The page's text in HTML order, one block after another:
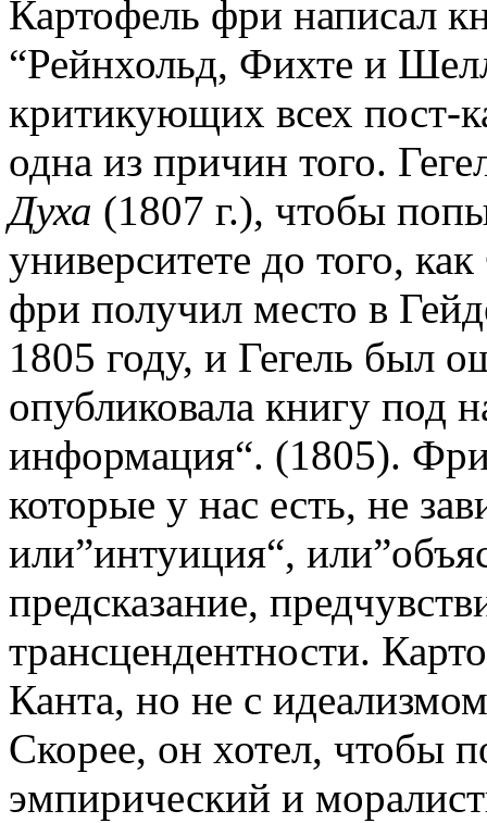
Картофель фри написал
“Рейнхольд, Фихте и
критикующих всех пост-
одна из причин того.
Духа (1807 г.), чтобы
университете до того,
фри получил место в
1805 году, и Гегель был
опубликовала книгу под
информация“. (1805). Фри
которые у нас есть, не
или”интуиция“,
предсказание,
трансцендентности.
Канта, но не с
Скорее, он хотел, чтобы
эмпирический и